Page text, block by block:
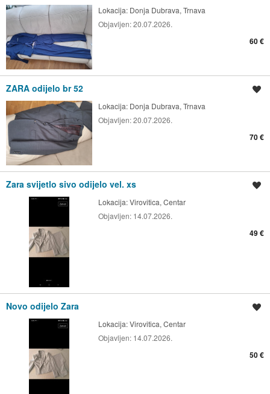
Lokacija: Donja Dubrava, Trnava
Objavljen:20.07.2026.
60 €
ZARA odijelo br 52
Lokacija: Donja Dubrava, Trnava
Objavljen:20.07.2026.
70 €
Zara svijetlo sivo odijelo vel. xs
Lokacija:Virovitica, Centar
Objavljen: 14.07.2026.
49 €
Novo odijelo Zara
Lokacija:Virovitica, Centar
Objavljen: 14.07.2026.
50 €